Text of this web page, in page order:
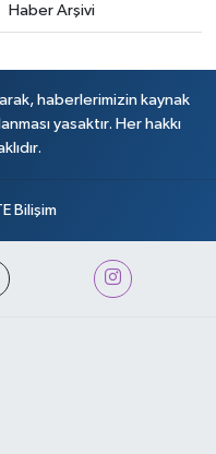
Haber Arşivi
haberlerimizin kaynak
yasaktır. Her hakkı
Bilişim